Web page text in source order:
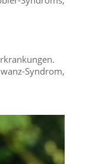
Syndrom,